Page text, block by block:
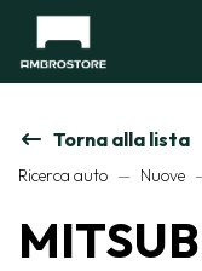
Torna alla lista
Ricerca auto Nuove